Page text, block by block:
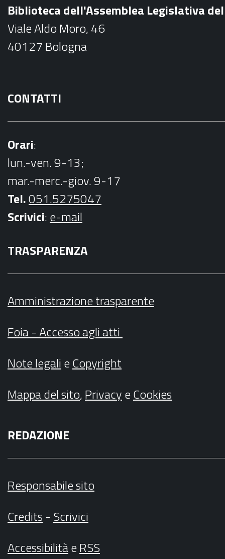
o
k
Biblioteca dell'Assemblea Legislativa
Viale Aldo Moro, 46
40127 Bologna
CONTATTI
Orari:
lun.-ven. 9-13;
mar.-merc.-giov. 9-17
Tel.051.5275047
Scrivici:e-mail
TRASPARENZA
Amministrazione trasparente
Foia - Accesso agli atti
Note legalieCopyright
Mappa del sito,PrivacyeCookies
REDAZIONE
Responsabile sito
Credits- Scrivici
AccessibilitàeRSS